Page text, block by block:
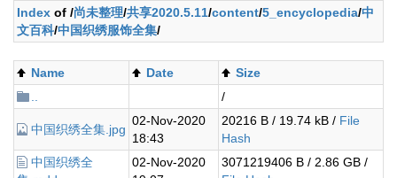
Index of /尚未整理/共享2020.5.11/content/5_encyclopedia/中
文百科/中国织绣服饰全集/
Name Date
Size
/
中国织绣全集.jpg
02-Nov-2020
18:43
20216 B / 19.74 kB / File
Hash
中国织绣全
02-Nov-2020
3071219406 B / 2.86 GB /